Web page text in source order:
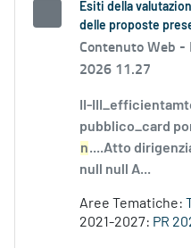
Esiti della
delle proposte
Contenuto Web -
2026 11.27
II-
pubblico_card
n....Atto
null null A...
Aree Tematiche:
2021-2027: PR